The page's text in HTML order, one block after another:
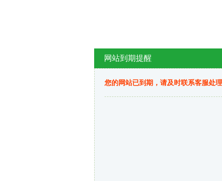
网站到期提醒
您的网站已到期，请及时联系客服处理